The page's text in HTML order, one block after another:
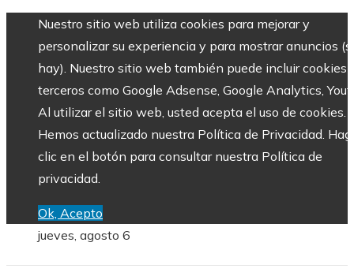
Nuestro sitio web utiliza cookies para mejorar y
personalizar su experiencia y para mostrar anuncios
hay). Nuestro sitio web también puede incluir cookies
terceros como Google Adsense, Google Analytics,
Al utilizar el sitio web, usted acepta el uso de cookies.
Hemos actualizado nuestra Política de Privacidad.
clic en el botón para consultar nuestra Política de
privacidad.
Ok, Acepto
jueves, agosto 6